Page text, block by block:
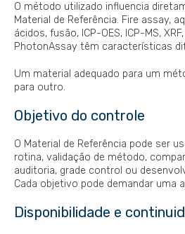
O método utilizado influencia
Material de Referência. Fire assay,
ácidos, fusão, ICP-OES, ICP-MS, XRF,
PhotonAssay têm características
Um material adequado para um
para outro.
Objetivo do controle
O Material de Referência pode ser
rotina, validação de método,
auditoria, grade control ou
Cada objetivo pode demandar uma
Disponibilidade e